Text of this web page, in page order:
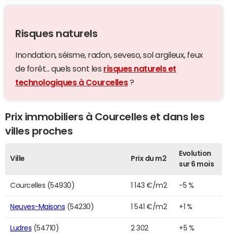
Risques naturels
Inondation, séisme, radon, seveso, sol argileux, feux
de forêt... quels sont les risques naturels et
technologiques à Courcelles?
Prix immobiliers à Courcelles et dans les
villes proches
Ville Prix du m2
Evolution
sur 6 mois
Courcelles (54930) 1 143 €/m2 -5 %
Neuves-Maisons (54230) 1 541 €/m2 +1 %
Ludres (54710)
2 302
+5 %